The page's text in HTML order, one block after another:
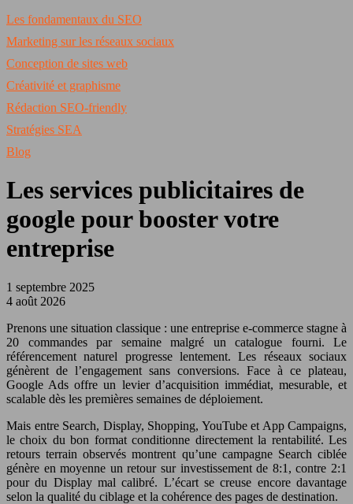
Les fondamentaux du SEO
Marketing sur les réseaux sociaux
Conception de sites web
Créativité et graphisme
Rédaction SEO-friendly
Stratégies SEA
Blog
Les services publicitaires de
google pour booster votre
entreprise
1 septembre 2025
4 août 2026
Prenons une situation classique : une entreprise e-commerce stagne à
20 commandes par semaine malgré un catalogue fourni. Le
référencement naturel progresse lentement. Les réseaux sociaux
génèrent de l’engagement sans conversions. Face à ce plateau,
Google Ads offre un levier d’acquisition immédiat, mesurable, et
scalable dès les premières semaines de déploiement.
Mais entre Search, Display, Shopping, YouTube et App Campaigns,
le choix du bon format conditionne directement la rentabilité. Les
retours terrain observés montrent qu’une campagne Search ciblée
génère en moyenne un retour sur investissement de 8:1, contre 2:1
pour du Display mal calibré. L’écart se creuse encore davantage
selon la qualité du ciblage et la cohérence des pages de destination.